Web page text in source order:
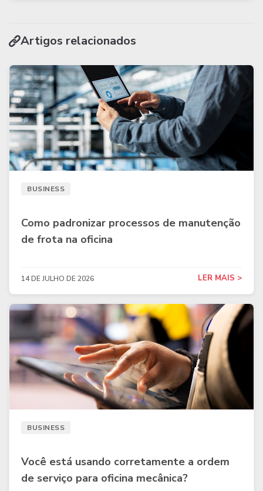
Artigos relacionados
BUSINESS
Como padronizar processos de manutenção
de frota na oficina
14 DE JULHO DE 2026 LER MAIS >
BUSINESS
Você está usando corretamente a ordem
de serviço para oficina mecânica?